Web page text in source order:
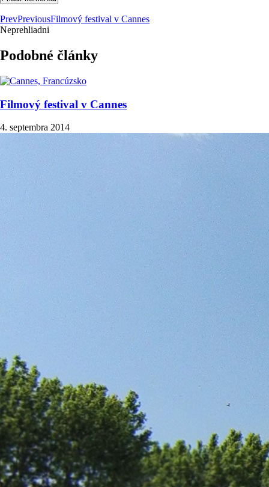
PrevPreviousFilmový festival v Cannes
Neprehliadni
Podobné články
Filmový festival v Cannes
4. septembra 2014